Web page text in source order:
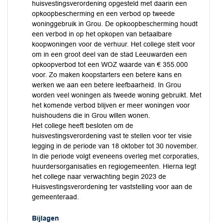
huisvestingsverordening opgesteld met daarin een
opkoopbescherming en een verbod op tweede
woninggebruik in Grou. De opkoopbescherming houdt
een verbod in op het opkopen van betaalbare
koopwoningen voor de verhuur. Het college stelt voor
om in een groot deel van de stad Leeuwarden een
opkoopverbod tot een WOZ waarde van € 355.000
voor. Zo maken koopstarters een betere kans en
werken we aan een betere leefbaarheid. In Grou
worden veel woningen als tweede woning gebruikt. Met
het komende verbod blijven er meer woningen voor
huishoudens die in Grou willen wonen.
Het college heeft besloten om de
huisvestingsverordening vast te stellen voor ter visie
legging in de periode van 18 oktober tot 30 november.
In die periode volgt eveneens overleg met corporaties,
huurdersorganisaties en regiogemeenten. Hierna legt
het college naar verwachting begin 2023 de
Huisvestingsverordening ter vaststelling voor aan de
gemeenteraad.
Bijlagen